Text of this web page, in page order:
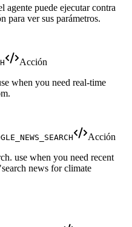
agente puede ejecutar contra
para ver sus parámetros.
Acción
when you need real-time
Acción
use when you need recent
news for climate